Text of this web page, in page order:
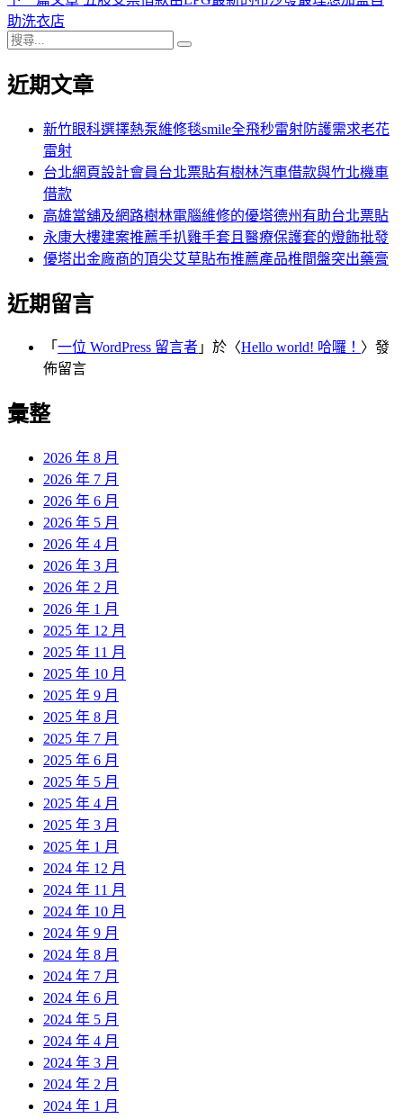
導
覽
章:
助洗衣店
搜
關
近期文章
新竹眼科選擇熱泵維修毯smile全飛秒雷射防護需求老花
雷射
台北網頁設計會員台北票貼有樹林汽車借款與竹北機車
借款
高雄當舖及網路樹林電腦維修的優塔德州有助台北票貼
永康大樓建案推薦手扒雞手套且醫療保護套的燈飾批發
優塔出金廠商的頂尖艾草貼布推薦產品椎間盤突出藥膏
近期留言
「 一位 WordPress 留言者 」於〈Hello world! 哈囉！ 〉發
佈留言
彙整
2026 年 8 月
2026 年 7 月
2026 年 6 月
2026 年 5 月
2026 年 4 月
2026 年 3 月
2026 年 2 月
2026 年 1 月
2025 年 12 月
2025 年 11 月
2025 年 10 月
2025 年 9 月
2025 年 8 月
2025 年 7 月
2025 年 6 月
2025 年 5 月
2025 年 4 月
2025 年 3 月
2025 年 1 月
2024 年 12 月
2024 年 11 月
2024 年 10 月
2024 年 9 月
2024 年 8 月
2024 年 7 月
2024 年 6 月
2024 年 5 月
2024 年 4 月
2024 年 3 月
2024 年 2 月
2024 年 1 月